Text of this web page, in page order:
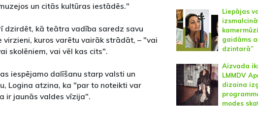
un citās kultūras iestādēs."
dzirdēt, kā teātra vadība saredz savu
kuros varētu vairāk strādāt, – "vai
skolēniem, vai vēl kas cits".
iespējamo dalīšanu starp valsti un
Logina atzina, ka "par to noteikti var
ir jaunās valdes vīzija".
Liepājas
gaidāms
dzintarā”
Aizvada
LMMDV
dizaina
modes